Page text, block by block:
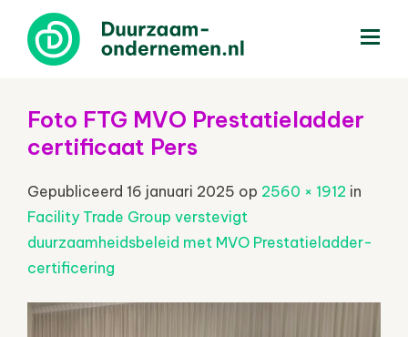
Foto FTG MVO Prestatieladder
certificaat Pers
Gepubliceerd 16 januari 2025 op 2560 × 1912 in
Facility Trade Group verstevigt
duurzaamheidsbeleid met MVO Prestatieladder-
certificering